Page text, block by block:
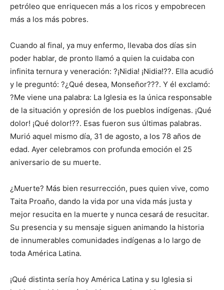
petróleo que enriquecen más a los ricos y empobrecen
más a los más pobres.
Cuando al final, ya muy enfermo, llevaba dos días sin
poder hablar, de pronto llamó a quien la cuidaba con
infinita ternura y veneración: ?¡Nidia! ¡Nidia!??. Ella acudió
y le preguntó: ?¿Qué desea, Monseñor???. Y él exclamó:
?Me viene una palabra: La Iglesia es la única responsable
de la situación y opresión de los pueblos indígenas. ¡Qué
dolor! ¡Qué dolor!??. Esas fueron sus últimas palabras.
Murió aquel mismo día, 31 de agosto, a los 78 años de
edad. Ayer celebramos con profunda emoción el 25
aniversario de su muerte.
¿Muerte? Más bien resurrección, pues quien vive, como
Taita Proaño, dando la vida por una vida más justa y
mejor resucita en la muerte y nunca cesará de resucitar.
Su presencia y su mensaje siguen animando la historia
de innumerables comunidades indígenas a lo largo de
toda América Latina.
¡Qué distinta sería hoy América Latina y su Iglesia si